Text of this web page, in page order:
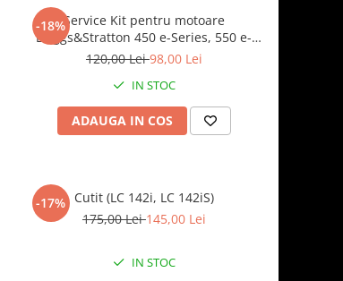
-18%Service Kit pentru motoare
Briggs&Stratton 450 e-Series, 550 e-
Series (masini de tuns gazon Husqvarna
120,00 Lei98,00 Lei
IN STOC
ADAUGA IN COS
-17% Cutit (LC 142i, LC 142iS)
175,00 Lei145,00 Lei
IN STOC